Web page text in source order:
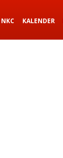
NKC KALENDER